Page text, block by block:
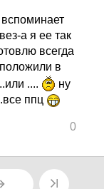
а я ее так
всегда
в
....
ну
ппц
0